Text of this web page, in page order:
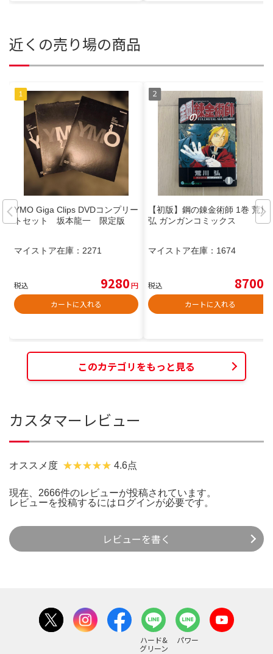
近くの売り場の商品
YMO Giga Clips DVDコンプリー
トセット 坂本龍一 限定版
マイストア在庫： 2271
税込 9280円
カートに入れる
【初版】鋼の錬金術師 1巻 荒川
弘 ガンガンコミックス
マイストア在庫： 1674
税込 8700
カートに入れる
このカテゴリをもっと見る
カスタマーレビュー
オススメ度 4.6点
現在、2666件のレビューが投稿されています。
レビューを投稿するには ログインが必要です。
レビューを書く
ハード&
グリーン
パワー